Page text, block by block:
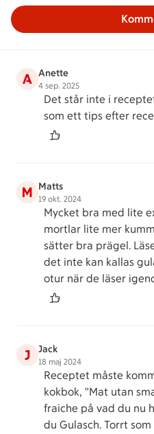
A Anette
4 sep. 2025
Det står inte i
som ett tips efter
M Matts
19 okt. 2024
Mycket bra med lite
mortlar lite mer
sätter bra prägel.
det inte kan kallas
otur när de läser
J Jack
18 maj 2024
Receptet måste
kokbok, "Mat utan
fraiche på vad du nu
du Gulasch. Torrt